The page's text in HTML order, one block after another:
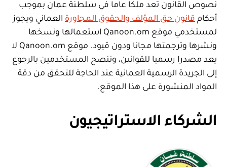
نصوص القانون تعد ملكا عاما في سلطنة عمان بموجب
أحكام قانون حق المؤلف والحقوق المجاورة العماني ويجوز
لمستخدمي موقع Qanoon.om استعمالها ونسخها
ونشرها وترجمتها مجانا ودون قيود. موقع Qanoon.om لا
يعد مصدرا رسميا للقوانين، وننصح المستخدمين بالرجوع
إلى الجريدة الرسمية العمانية عند الحاجة للتحقق من دقة
المواد المنشورة على هذا الموقع.
الشركاء الاستراتيجيون